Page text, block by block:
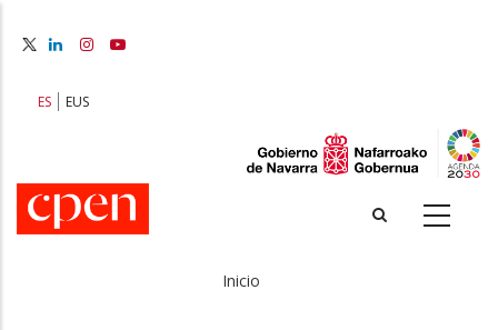
principal
ES EUS
Inicio